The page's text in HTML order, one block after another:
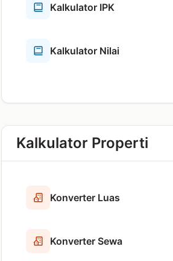
Kalkulator IPK
Kalkulator Nilai
Kalkulator Properti
Konverter Luas
Konverter Sewa